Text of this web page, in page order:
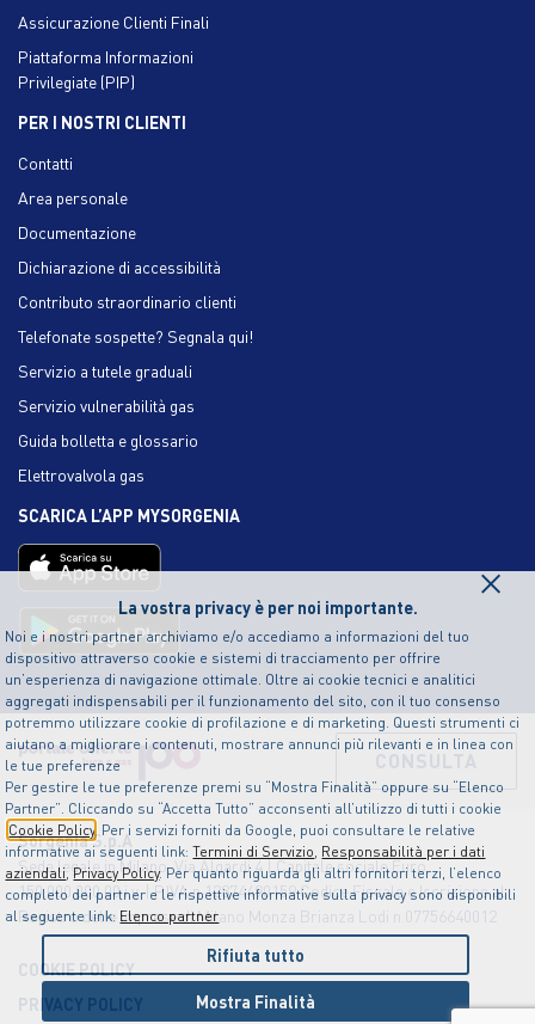
La vostra privacy è per noi importante.
Noi e i nostri partner archiviamo e/o accediamo a informazioni del tuo
dispositivo attraverso cookie e sistemi di tracciamento per offrire
un’esperienza di navigazione ottimale. Oltre ai cookie tecnici e analitici
aggregati indispensabili per il funzionamento del sito, con il tuo consenso
potremmo utilizzare cookie di profilazione e di marketing. Questi strumenti ci
aiutano a migliorare i contenuti, mostrare annunci più rilevanti e in linea con
le tue preferenze
Per gestire le tue preferenze premi su “Mostra Finalità” oppure su “Elenco
Partner”. Cliccando su “Accetta Tutto” acconsenti all’utilizzo di tutti i cookie
Cookie Policy. Per i servizi forniti da Google, puoi consultare le relative
informative ai seguenti link:Termini di Servizio, Responsabilità per i dati
aziendali,Privacy Policy. Per quanto riguarda gli altri fornitori terzi, l’elenco
completo dei partner e le rispettive informative sulla privacy sono disponibili
al seguente link: Elenco partner
×
Rifiuta tutto
Mostra Finalità
Assicurazione Clienti Finali
Piattaforma Informazioni
Privilegiate (PIP)
PER I NOSTRI CLIENTI
Contatti
Area personale
Documentazione
Dichiarazione di accessibilità
Contributo straordinario clienti
Telefonate sospette? Segnala qui!
Servizio a tutele graduali
Servizio vulnerabilità gas
Guida bolletta e glossario
Elettrovalvola gas
SCARICA L’APP MYSORGENIA
Sorgenia S.p.A
Sede legale in Milano, Via Algardi 4 | Capitale sociale Euro
150.000.000,00 i.v. | P.IVA n.12874490159 Codice Fiscale e Iscrizione al
Registro delle Imprese di Milano Monza Brianza Lodi n.07756640012
COOKIE POLICY
PRIVACY POLICY